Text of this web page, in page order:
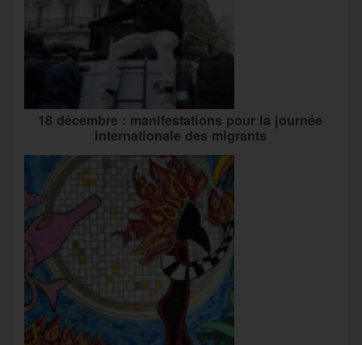
18 décembre : manifestations pour la journée
internationale des migrants